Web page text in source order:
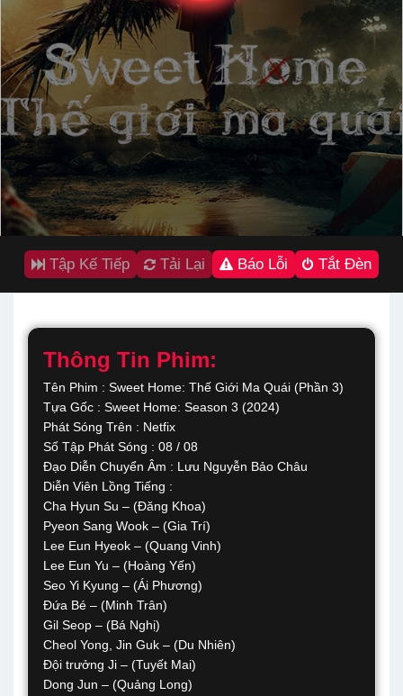
Tập Kế Tiếp Tải Lại Báo Lỗi Tắt Đèn
Thông Tin Phim:
Tên Phim : Sweet Home: Thế Giới Ma Quái (Phần 3)
Tựa Gốc : Sweet Home: Season 3 (2024)
Phát Sóng Trên : Netfix
Số Tập Phát Sóng : 08 / 08
Đạo Diễn Chuyển Âm : Lưu Nguyễn Bảo Châu
Diễn Viên Lồng Tiếng :
Cha Hyun Su – (Đăng Khoa)
Pyeon Sang Wook – (Gia Trí)
Lee Eun Hyeok – (Quang Vinh)
Lee Eun Yu – (Hoàng Yến)
Seo Yi Kyung – (Ái Phương)
Đứa Bé – (Minh Trân)
Gil Seop – (Bá Nghị)
Cheol Yong, Jin Guk – (Du Nhiên)
Đội trưởng Ji – (Tuyết Mai)
Dong Jun – (Quảng Long)